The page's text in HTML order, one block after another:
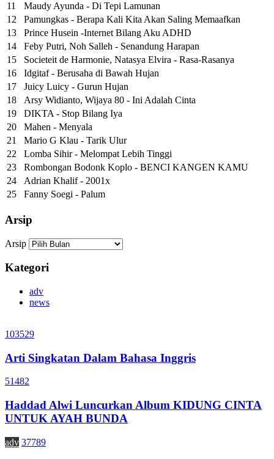
11
Maudy Ayunda - Di Tepi Lamunan
12
Pamungkas - Berapa Kali Kita Akan Saling Memaafkan
13
Prince Husein -Internet Bilang Aku ADHD
14
Feby Putri, Noh Salleh - Senandung Harapan
15
Societeit de Harmonie, Natasya Elvira - Rasa-Rasanya
16
Idgitaf - Berusaha di Bawah Hujan
17
Juicy Luicy - Gurun Hujan
18
Arsy Widianto, Wijaya 80 - Ini Adalah Cinta
19
DIKTA - Stop Bilang Iya
20
Mahen - Menyala
21
Mario G Klau - Tarik Ulur
22
Lomba Sihir - Melompat Lebih Tinggi
23
Rombongan Bodonk Koplo - BENCI KANGEN KAMU
24
Adrian Khalif - 2001x
25
Fanny Soegi - Palum
Arsip
Arsip
Kategori
adv
news
103529
Arti Singkatan Dalam Bahasa Inggris
51482
Haddad Alwi Luncurkan Album KIDUNG CINTA
UNTUK AYAH BUNDA
adv 37789